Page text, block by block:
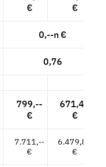
€
€
0,--n €
0,76
799,--
€
671,43
€
7.711,--
€
6.479,83
€